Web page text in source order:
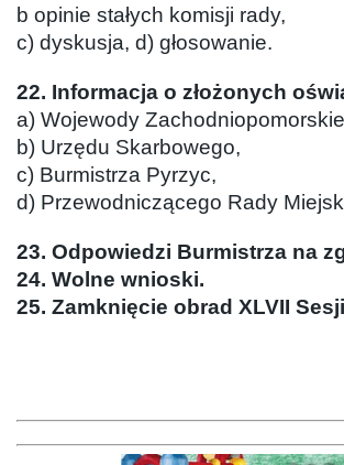
b opinie stałych komisji rady,
c) dyskusja, d) głosowanie.
22. Informacja o złożonych
a) Wojewody
b) Urzędu Skarbowego,
c) Burmistrza Pyrzyc,
d) Przewodniczącego Rady
23. Odpowiedzi Burmistrza na
24. Wolne wnioski.
25. Zamknięcie obrad XLVII